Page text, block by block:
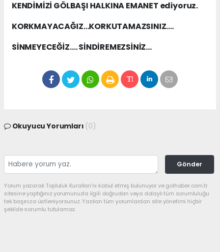
KENDİMİZİ GÖLBAŞI HALKINA EMANET ediyoruz.
KORKMAYACAĞIZ…KORKUTAMAZSINIZ….
SİNMEYECEĞİZ…. SİNDİREMEZSİNİZ…
Okuyucu Yorumları (0)
Gönder
Yorum yazarak Topluluk Kuralları’nı kabul etmiş bulunuyor ve golhaber.com.tr
sitesine yaptığınız yorumunuzla ilgili doğrudan veya dolaylı tüm sorumluluğu
tek başınıza üstleniyorsunuz. Yazılan tüm yorumlardan site yönetimi hiçbir
şekilde sorumlu tutulamaz.